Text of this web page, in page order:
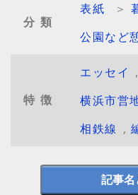
分類
表紙 ＞
公園など
特徴
エッセイ ,
横浜市営
相鉄線 ,
記事